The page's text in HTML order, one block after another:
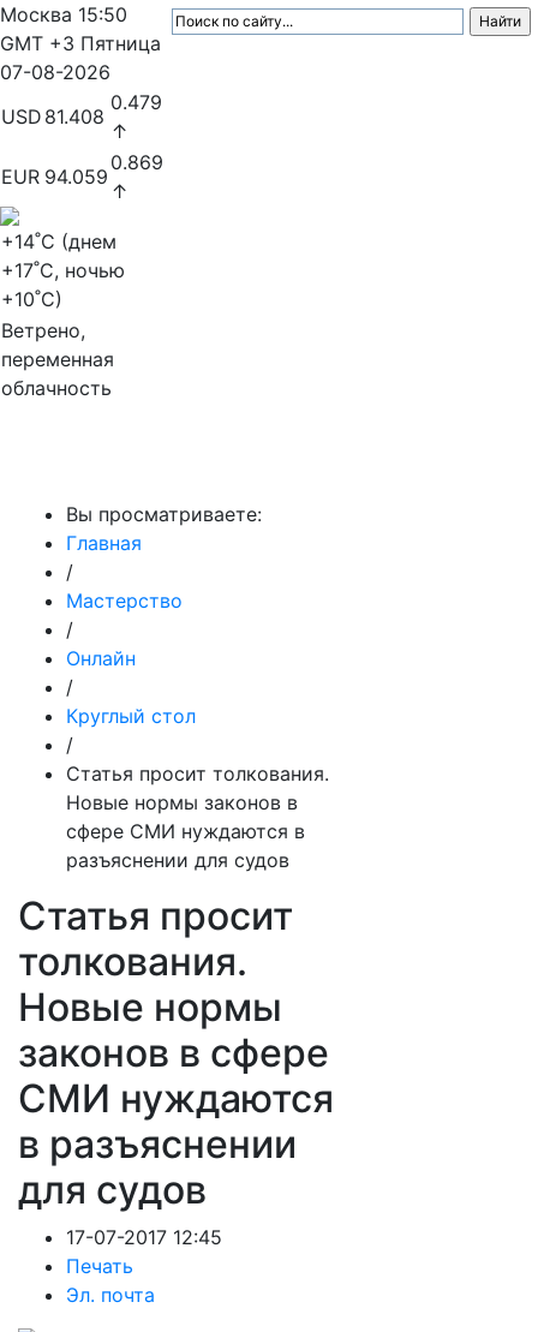
Москва 15:50
GMT +3 Пятница
07-08-2026
USD 81.408
0.479
↑
EUR 94.059
0.869
↑
+14˚C (днем
+17˚C, ночью
+10˚C)
Ветрено,
переменная
облачность
Вы просматриваете:
Главная
/
Мастерство
/
Онлайн
/
Круглый стол
/
Статья просит толкования.
Новые нормы законов в
сфере СМИ нуждаются в
разъяснении для судов
Статья просит
толкования.
Новые нормы
законов в сфере
СМИ нуждаются
в разъяснении
для судов
17-07-2017 12:45
Печать
Эл. почта